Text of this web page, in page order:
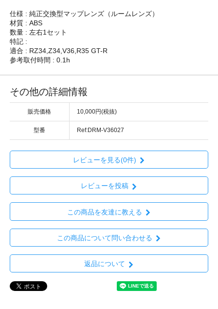
仕様 : 純正交換型マップレンズ（ルームレンズ）
材質 : ABS
数量 : 左右1セット
特記 :
適合 : RZ34,Z34,V36,R35 GT-R
参考取付時間 : 0.1h
その他の詳細情報
販売価格 10,000円(税抜)
型番 Ref:DRM-V36027
レビューを見る(0件)
レビューを投稿
この商品を友達に教える
この商品について問い合わせる
返品について